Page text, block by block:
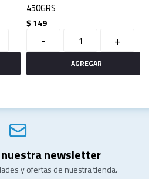
450GRS
$149
- +
newsletter
y ofertas de nuestra tienda.